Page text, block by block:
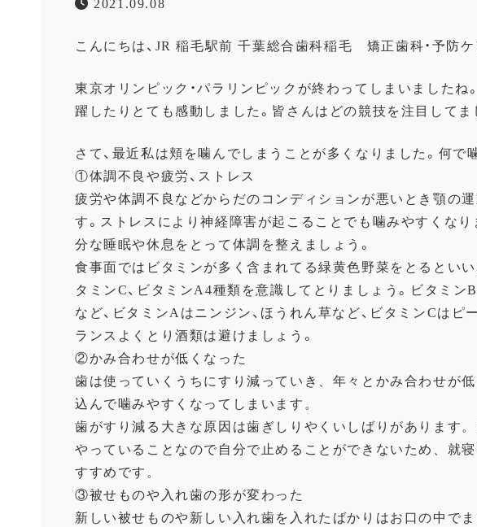
2021.09.08
こんにちは、 JR稲毛駅前 千葉総合歯科稲毛 矯正歯科・予防ケ
東京オリンピック・パラリンピックが終わってしまいましたね。
躍したりとても感動しました。 皆さんはどの競技を注目してま
さて、最近私は頬を噛んでしまうことが多くなりました。 何で
①体調不良や疲労、ストレス
疲労や体調不良などからだのコンディションが悪いとき顎の
す。 ストレスにより神経障害が起こることでも噛みやすくなり
分な睡眠や休息をとって体調を整えま しょう。
食事面ではビタミンが多く含まれてる緑黄色野菜をとるとい
タミンC、 ビタミンA4種類を意識してとりましょう。 ビタミン
など、 ビタミンAはニンジン、ほうれん草など、ビタミンCはピー
ランスよくとり酒類は避けましょう。
②かみ合わせが低くなった
歯は使っていくうちにすり減っていき、 年々とかみ合わせが
込んで噛みやすくなってしまいます。
歯がすり減る大きな原因は歯ぎしりやくいしばりがあります。
やっていることなので自分で止めることができないため、 就
すすめです。
③被せものや入れ歯の形が変わった
新しい被せものや新しい入れ歯を入れたばかりはお口の中で